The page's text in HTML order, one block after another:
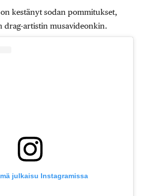
kestänyt sodan pommitukset,
drag-artistin musavideonkin.
julkaisu Instagramissa